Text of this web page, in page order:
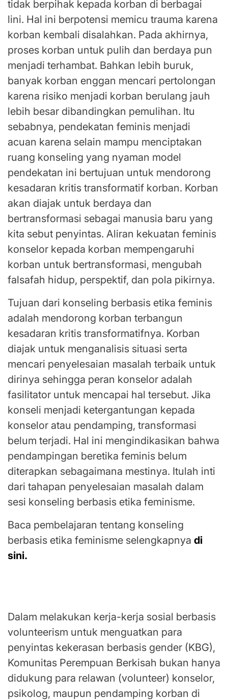
tidak berpihak kepada korban di berbagai
lini. Hal ini berpotensi memicu trauma karena
korban kembali disalahkan. Pada akhirnya,
proses korban untuk pulih dan berdaya pun
menjadi terhambat. Bahkan lebih buruk,
banyak korban enggan mencari pertolongan
karena risiko menjadi korban berulang jauh
lebih besar dibandingkan pemulihan. Itu
sebabnya, pendekatan feminis menjadi
acuan karena selain mampu menciptakan
ruang konseling yang nyaman model
pendekatan ini bertujuan untuk mendorong
kesadaran kritis transformatif korban. Korban
akan diajak untuk berdaya dan
bertransformasi sebagai manusia baru yang
kita sebut penyintas. Aliran kekuatan feminis
konselor kepada korban mempengaruhi
korban untuk bertransformasi, mengubah
falsafah hidup, perspektif, dan pola pikirnya.
Tujuan dari konseling berbasis etika feminis
adalah mendorong korban terbangun
kesadaran kritis transformatifnya. Korban
diajak untuk menganalisis situasi serta
mencari penyelesaian masalah terbaik untuk
dirinya sehingga peran konselor adalah
fasilitator untuk mencapai hal tersebut. Jika
konseli menjadi ketergantungan kepada
konselor atau pendamping, transformasi
belum terjadi. Hal ini mengindikasikan bahwa
pendampingan beretika feminis belum
diterapkan sebagaimana mestinya. Itulah inti
dari tahapan penyelesaian masalah dalam
sesi konseling berbasis etika feminisme.
Baca pembelajaran tentang konseling
berbasis etika feminisme selengkapnya di
sini.
Dalam melakukan kerja-kerja sosial berbasis
volunteerism untuk menguatkan para
penyintas kekerasan berbasis gender (KBG),
Komunitas Perempuan Berkisah bukan hanya
didukung para relawan (volunteer) konselor,
psikolog, maupun pendamping korban di